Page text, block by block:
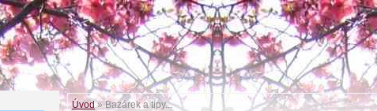
Úvod»Bazárek a tipy...